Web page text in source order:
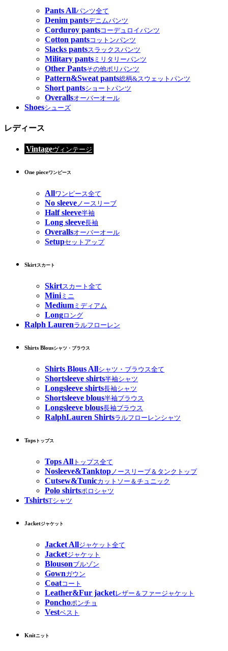
Pants Allパンツ全て
Denim pantsデニムパンツ
Corduroy pantsコーデュロイパンツ
Cotton pantsコットンパンツ
Slacks pantsスラックスパンツ
Military pants ミリタリーパンツ
Other Pantsその他ポリパンツ
Pattern&Sweat pants総柄&スウェットパンツ
Short pantsショートパンツ
Overallsオーバーオール
Shoesシューズ
レディース
Vintageヴィンテージ
One pieceワンピース
Allワンピース全て
No sleeveノースリーブ
Half sleeve半袖
Long sleeve長袖
Overallsオーバーオール
Setupセットアップ
Skirtスカート
Skirtスカート全て
Miniミニ
Medium ミディアム
Longロング
Ralph Laurenラルフローレン
Shirts Blousシャツ・ブラウス
Shirts Blous Allシャツ・ブラウス全て
Shortsleeve shirts半袖シャツ
Longsleeve shirts長袖シャツ
Shortsleeve blous半袖ブラウス
Longsleeve blous長袖ブラウス
RalphLauren Shirtsラルフローレンシャツ
Tops トップス
Tops All トップス全て
Nosleeve&Tanktop ノースリーブ＆タンクトップ
Cutsew&Tunicカットソー＆チュニック
Polo shirtsポロシャツ
TshirtsTシャツ
Jacketジャケット
Jacket Allジャケット全て
Jacketジャケット
Blousonブルゾン
Gownガウン
Coatコート
Leather&Fur jacketレザー＆ファージャケット
Ponchoポンチョ
Vestベスト
Knitニット